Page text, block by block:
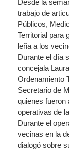
Desde la
trabajo de
Públicos,
Territorial para
leña a los
Durante el día
concejala
Ordenamiento
Secretario de
quienes fueron
operativas de
Durante el
vecinas en la
dialogó sobre